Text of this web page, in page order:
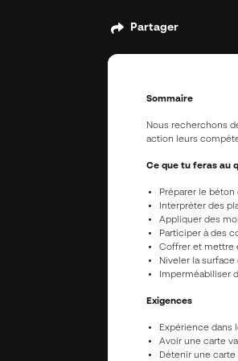
Partager
Sommaire
Nous recherchons
action leurs
Ce que tu feras au
Préparer le
Interpréter des
Appliquer des
Participer à des
Coffrer et mettre
Niveler la
Imperméabiliser
Exigences
Expérience dans
Avoir une carte
Détenir une